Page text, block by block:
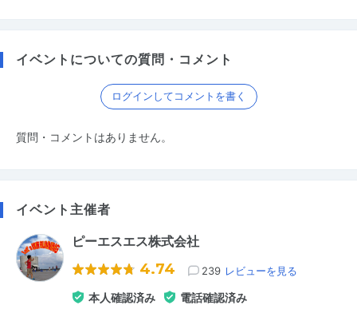
イベントについての質問・コメント
ログインしてコメントを書く
質問・コメントはありません。
イベント主催者
ピーエスエス株式会社
4.74 239 レビューを見る
本人確認済み 電話確認済み